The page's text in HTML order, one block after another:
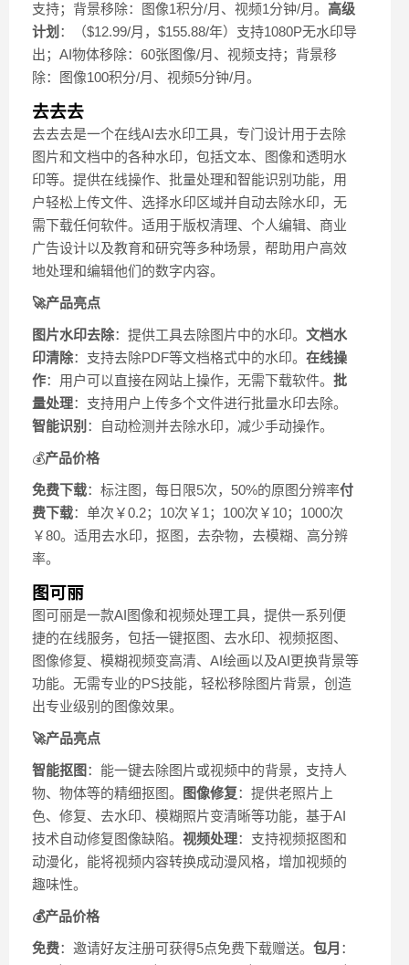
支持；背景移除：图像1积分/月、视频1分钟/月。 高级
计划 ：（$12.99/月，$155.88/年）支持1080P无水印导
出；AI物体移除：60张图像/月、视频支持；背景移
除：图像100积分/月、视频5分钟/月。
去去去
去去去是一个在线AI去水印工具，专门设计用于去除
图片和文档中的各种水印，包括文本、图像和透明水
印等。提供在线操作、批量处理和智能识别功能，用
户轻松上传文件、选择水印区域并自动去除水印，无
需下载任何软件。适用于版权清理、个人编辑、商业
广告设计以及教育和研究等多种场景，帮助用户高效
地处理和编辑他们的数字内容。
🚀产品亮点
图片水印去除：提供工具去除图片中的水印。 文档水
印清除：支持去除PDF等文档格式中的水印。 在线操
作：用户可以直接在网站上操作，无需下载软件。 批
量处理：支持用户上传多个文件进行批量水印去除。
智能识别 ：自动检测并去除水印，减少手动操作。
💰产品价格
免费下载：标注图，每日限5次，50%的原图分辨率付
费下载：单次￥0.2；10次￥1；100次￥10；1000次
￥80。适用去水印，抠图，去杂物，去模糊、高分辨
率。
图可丽
图可丽是一款AI图像和视频处理工具，提供一系列便
捷的在线服务，包括一键抠图、去水印、视频抠图、
图像修复、模糊视频变高清、AI绘画以及AI更换背景等
功能。无需专业的PS技能，轻松移除图片背景，创造
出专业级别的图像效果。
🚀产品亮点
智能抠图 ：能一键去除图片或视频中的背景，支持人
物、物体等的精细抠图。
图像修复：提供老照片上
色、修复、去水印、模糊照片变清晰等功能，基于AI
技术自动修复图像缺陷。 视频处理：支持视频抠图和
动漫化，能将视频内容转换成动漫风格，增加视频的
趣味性。
💰产品价格
免费：邀请好友注册可获得5点免费下载赠送。 包月 ：